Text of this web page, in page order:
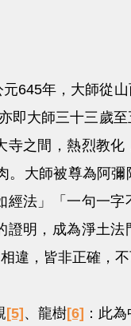
645年，大師從山
即大師三十三歲
之間，熱烈教
。大師被尊為阿
法」「一句一
明，成為淨土
違，皆非正確，不
[5] 、龍樹[6] ：此